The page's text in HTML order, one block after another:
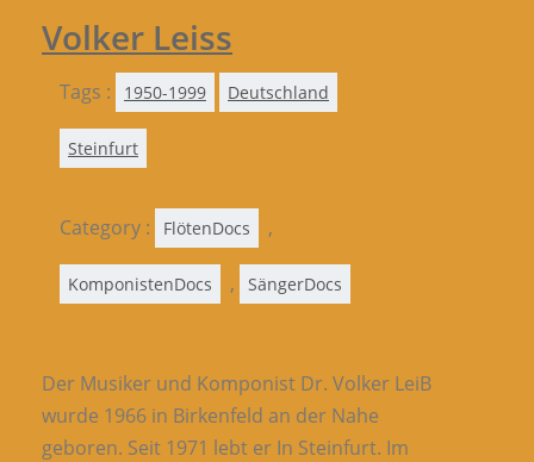
Volker Leiss
Tags : 1950-1999 Deutschland
Steinfurt
Category : FlötenDocs ,
KomponistenDocs , SängerDocs
Der Musiker und Komponist Dr. Volker LeiB
wurde 1966 in Birkenfeld an der Nahe
geboren. Seit 1971 lebt er In Steinfurt. Im